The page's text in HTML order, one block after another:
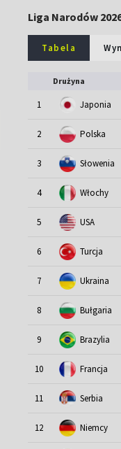
Liga Narodów
Tabela
Drużyna
1 Japonia
2 Polska
3 Słowenia
4 Włochy
5 USA
6 Turcja
7 Ukraina
8 Bułgaria
9 Brazylia
10 Francja
11 Serbia
12 Niemcy